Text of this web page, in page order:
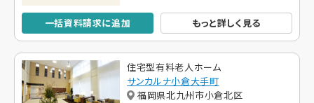
一括資料請求に追加 もっと詳しく見る
住宅型有料老人ホーム
サンカルナ小倉大手町
福岡県北九州市小倉北区